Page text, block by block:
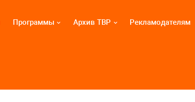
Программы Архив ТВР Рекламодателям